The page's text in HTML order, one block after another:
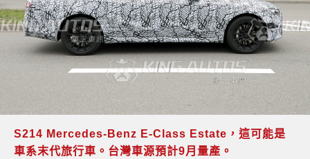
S214 Mercedes-Benz E-Class Estate，這可能是
車系末代旅行車。台灣車源預計9月量產。